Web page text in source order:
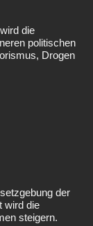
die
politischen
Drogen
der
wird die
steigern.